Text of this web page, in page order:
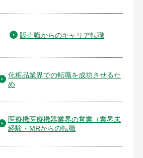
販売職からのキャリア転職
化粧品業界での転職を成功させるた
め
医療機医療機器業界の営業（業界未
経験・MRからの転職